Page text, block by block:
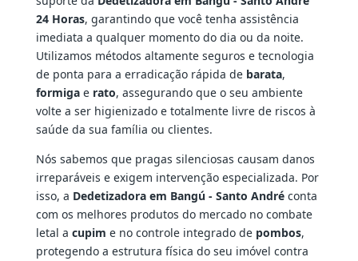
24 Horas, garantindo que você tenha assistência
imediata a qualquer momento do dia ou da noite.
Utilizamos métodos altamente seguros e tecnologia
de ponta para a erradicação rápida de barata,
formigae rato, assegurando que o seu ambiente
volte a ser higienizado e totalmente livre de riscos à
saúde da sua família ou clientes.
Nós sabemos que pragas silenciosas causam danos
irreparáveis e exigem intervenção especializada. Por
isso, a Dedetizadora em Bangú - Santo Andréconta
com os melhores produtos do mercado no combate
letal a cupim e no controle integrado de pombos,
protegendo a estrutura física do seu imóvel contra